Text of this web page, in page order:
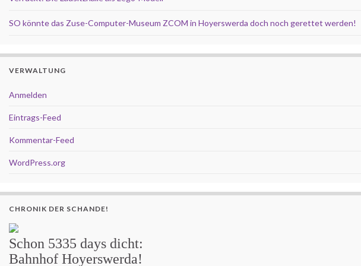
SO könnte das Zuse-Computer-Museum ZCOM in Hoyerswerda doch noch gerettet werden!
VERWALTUNG
Anmelden
Eintrags-Feed
Kommentar-Feed
WordPress.org
CHRONIK DER SCHANDE!
Schon 5335 days dicht:
Bahnhof Hoyerswerda!